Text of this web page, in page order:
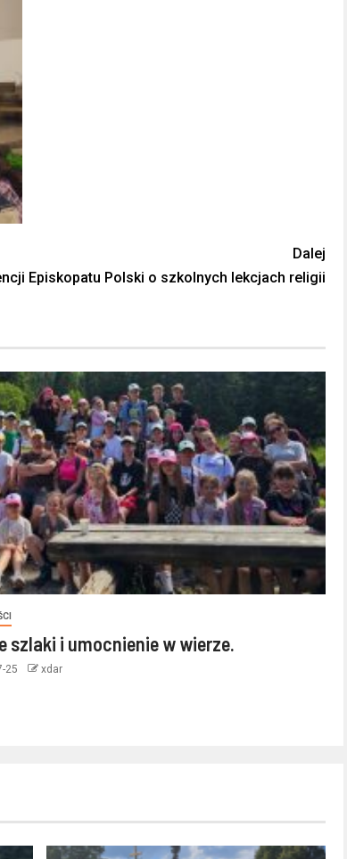
Dalej
Episkopatu Polski o szkolnych lekcjach religii
szlaki i umocnienie w wierze.
25 xdar